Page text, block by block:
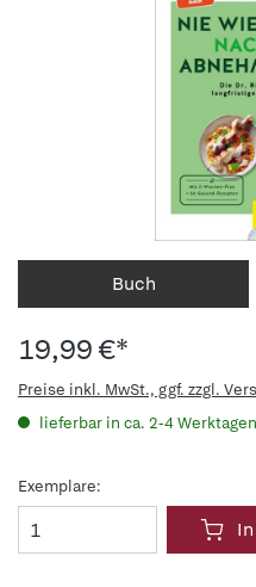
Buch
19,99 €*
Preise inkl. MwSt., ggf. zzgl.
lieferbar in ca. 2-4 Werktagen
Exemplare: